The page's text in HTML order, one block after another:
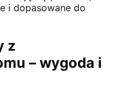
i dopasowane do
z
– wygoda i